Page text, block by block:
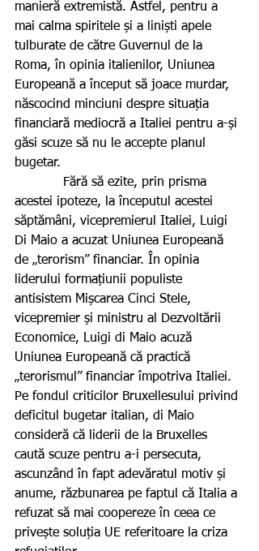
manieră extremistă. Astfel, pentru a
mai calma spiritele și a liniști apele
tulburate de către Guvernul de la
Roma, în opinia italienilor, Uniunea
Europeană a început să joace murdar,
născocind minciuni despre situația
financiară mediocră a Italiei pentru a-și
găsi scuze să nu le accepte planul
bugetar.
acestei ipoteze, la începutul acestei
săptămâni, vicepremierul Italiei, Luigi
Di Maio a acuzat Uniunea Europeană
de „terorism” financiar. În opinia
liderului formațiunii populiste
antisistem Mișcarea Cinci Stele,
vicepremier și ministru al Dezvoltării
Economice, Luigi di Maio acuză
Uniunea Europeană că practică
„terorismul” financiar împotriva Italiei.
Pe fondul criticilor Bruxellesului privind
deficitul bugetar italian, di Maio
consideră că liderii de la Bruxelles
caută scuze pentru a-i persecuta,
ascunzând în fapt adevăratul motiv și
anume, răzbunarea pe faptul că Italia a
refuzat să mai coopereze în ceea ce
privește soluția UE referitoare la criza